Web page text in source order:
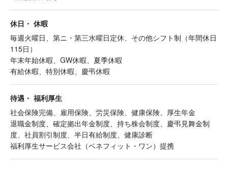
休日・ 休暇
毎週火曜日、第ニ・第三水曜日定休、その他シフト制（年間休日
115日）
年末年始休暇、GW休暇、夏季休暇
有給休暇、特別休暇、慶弔休暇
待遇・ 福利厚生
社会保険完備、雇用保険、労災保険、健康保険、厚生年金
退職金制度、確定拠出年金制度、持ち株会制度、慶弔見舞金制
度、社員割引制度、半日有給制度、健康診断
福利厚生サービス会社（ベネフィット・ワン）提携